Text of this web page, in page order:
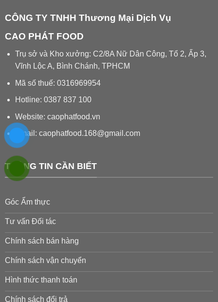
CÔNG TY TNHH Thương Mại Dịch Vụ
CAO PHÁT FOOD
Trụ sở và Kho xưởng: C2/8A Nữ Dân Công, Tổ 2, Ấp 3,
Vĩnh Lộc A, Bình Chánh, TPHCM
Mã số thuế: 0316969954
Hotline: 0387 837 100
Website: caophatfood.vn
Email: caophatfood.168@gmail.com
THÔNG TIN CẦN BIẾT
Góc Ẩm thực
Tư vấn Đối tác
Chính sách bán hàng
Chính sách vận chuyển
Hình thức thanh toán
Chính sách đổi trả